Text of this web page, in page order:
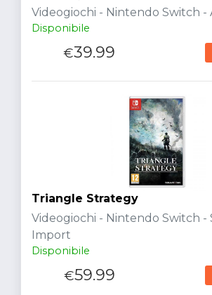
Videogiochi - Nintendo Switch -
Disponibile
€39.99
Triangle Strategy
Videogiochi - Nintendo Switch -
Import
Disponibile
€59.99